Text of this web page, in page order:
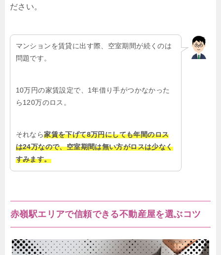
ださい。
マンションを賃貸に出す際、空室期間が続くのは
問題です。
10万円の家賃設定で、1年借り手がつかなかった
ら120万のロス。
それなら家賃を下げて8万円にしても年間のロス
は24万なので、空室期間は無い方がロスは少なく
すみます。
赤嶺駅エリアで信頼できる不動産屋を選ぶコツ